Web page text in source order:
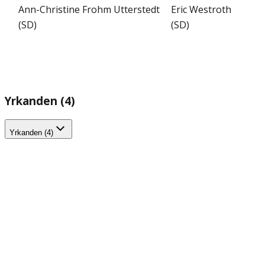
Ann-Christine Frohm Utterstedt
(SD)
Eric Westroth
(SD)
Yrkanden (4)
Yrkanden (4)